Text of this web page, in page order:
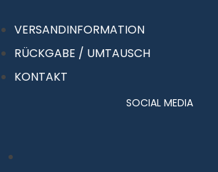
VERSANDINFORMATION
RÜCKGABE / UMTAUSCH
KONTAKT
SOCIAL MEDIA